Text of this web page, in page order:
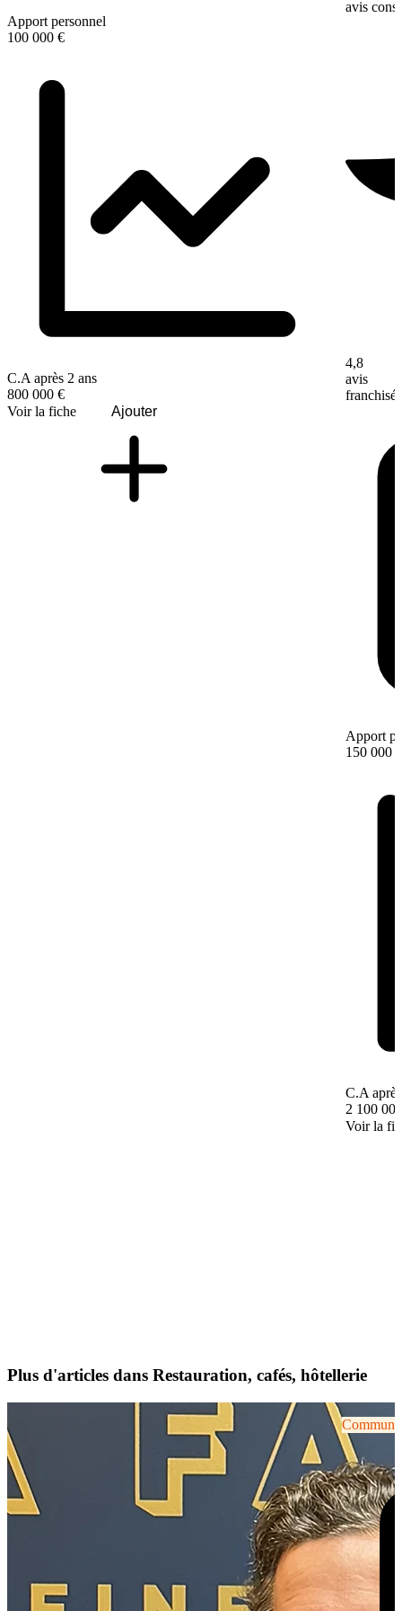
Apport personnel
100 000 €
C.A après 2 ans
800 000 €
Voir la fiche
Ajouter
avis
4,8
avis
franchisé
Apport
150 000 €
C.A
2 100
Voir la
Plus d'articles dans Restauration, cafés, hôtellerie